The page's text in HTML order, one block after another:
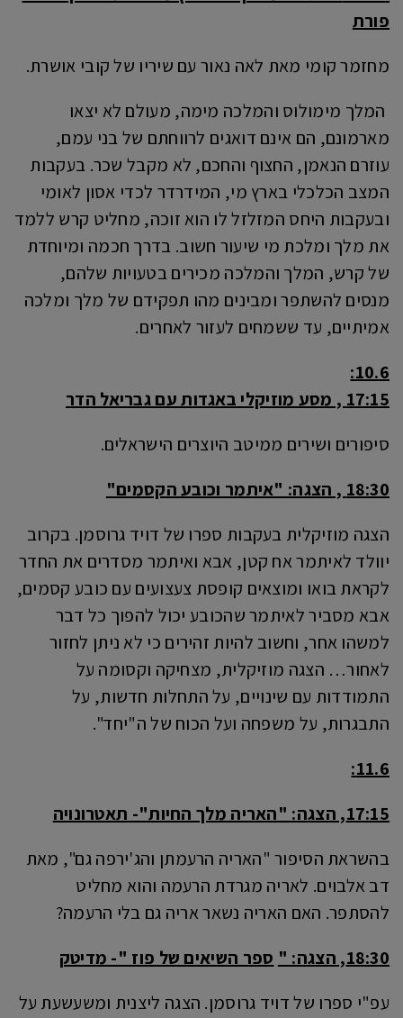
פורת
מחזמר קומי מאת לאה נאור עם שיריו של קובי אושרת.
המלך מימולוס והמלכה מימה, מעולם לא יצאו
מארמונם, הם אינם דואגים לרווחתם של בני עמם,
עוזרם הנאמן, החצוף והחכם, לא מקבל שכר. בעקבות
המצב הכלכלי בארץ מי, המידרדר לכדי אסון לאומי
ובעקבות היחס המזלזל לו הוא זוכה, מחליט קרש ללמד
את מלך ומלכת מי שיעור חשוב. בדרך חכמה ומיוחדת
של קרש, המלך והמלכה מכירים בטעויות שלהם,
מנסים להשתפר ומבינים מהו תפקידם של מלך ומלכה
אמיתיים, עד ששמחים לעזור לאחרים.
10.6:
17:15 , מסע מוזיקלי באגדות עם גבריאל הדר
סיפורים ושירים ממיטב היוצרים הישראלים.
18:30 , הצגה: "איתמר וכובע הקסמים"
הצגה מוזיקלית בעקבות ספרו של דויד גרוסמן. בקרוב
יוולד לאיתמר אח קטן, אבא ואיתמר מסדרים את החדר
לקראת בואו ומוצאים קופסת צעצועים עם כובע קסמים,
אבא מסביר לאיתמר שהכובע יכול להפוך כל דבר
למשהו אחר, וחשוב להיות זהירים כי לא ניתן לחזור
לאחור… הצגה מוזיקלית, מצחיקה וקסומה על
התמודדות עם שינויים, על התחלות חדשות, על
התבגרות, על משפחה ועל הכוח של ה"יחד".
11.6:
17:15, הצגה: "האריה מלך החיות"- תאטרונויה
בהשראת הסיפור "האריה הרעמתן והג'ירפה גם", מאת
דב אלבוים. לאריה מגרדת הרעמה והוא מחליט
להסתפר. האם האריה נשאר אריה גם בלי הרעמה?
18:30, הצגה: "
ספר השיאים של פוז "- מדיטק
עפ"י ספרו של דויד גרוסמן. הצגה ליצנית ומשעשעת על